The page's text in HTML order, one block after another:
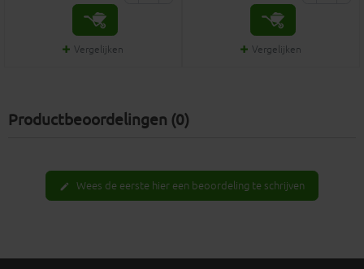
Vergelijken Vergelijken
Productbeoordelingen (0)
edit Wees de eerste hier een beoordeling te schrijven